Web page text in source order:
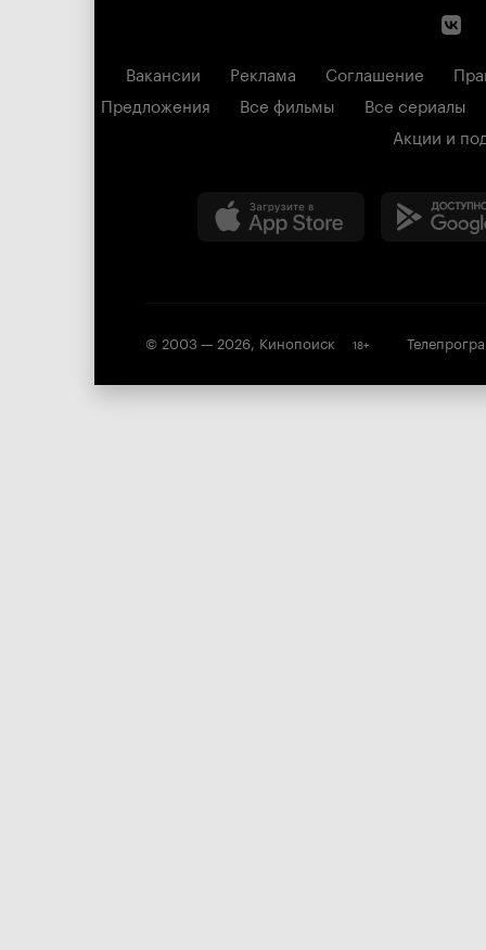
Вакансии Реклама Соглашение
Предложения
Все фильмы
Все сериалы
Акции и
© 2003 — 2026, Кинопоиск 18+